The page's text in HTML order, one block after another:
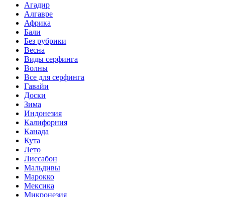
Агадир
Алгавре
Африка
Бали
Без рубрики
Весна
Виды серфинга
Волны
Все для серфинга
Гавайи
Доски
Зима
Индонезия
Калифорния
Канада
Кута
Лето
Лиссабон
Мальдивы
Марокко
Мексика
Микронезия